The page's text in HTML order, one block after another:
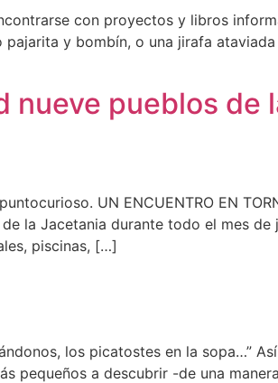
con proyectos y libros
y bombín, o una jirafa
nueve pueblos de
UN ENCUENTRO EN
la Jacetania durante todo el mes de
piscinas, […]
los picatostes en la sopa…”
pequeños a descubrir -de una